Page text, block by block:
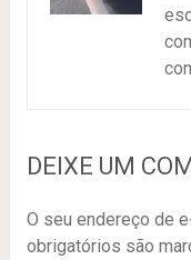
DEIXE UM
O seu endereço de
obrigatórios são